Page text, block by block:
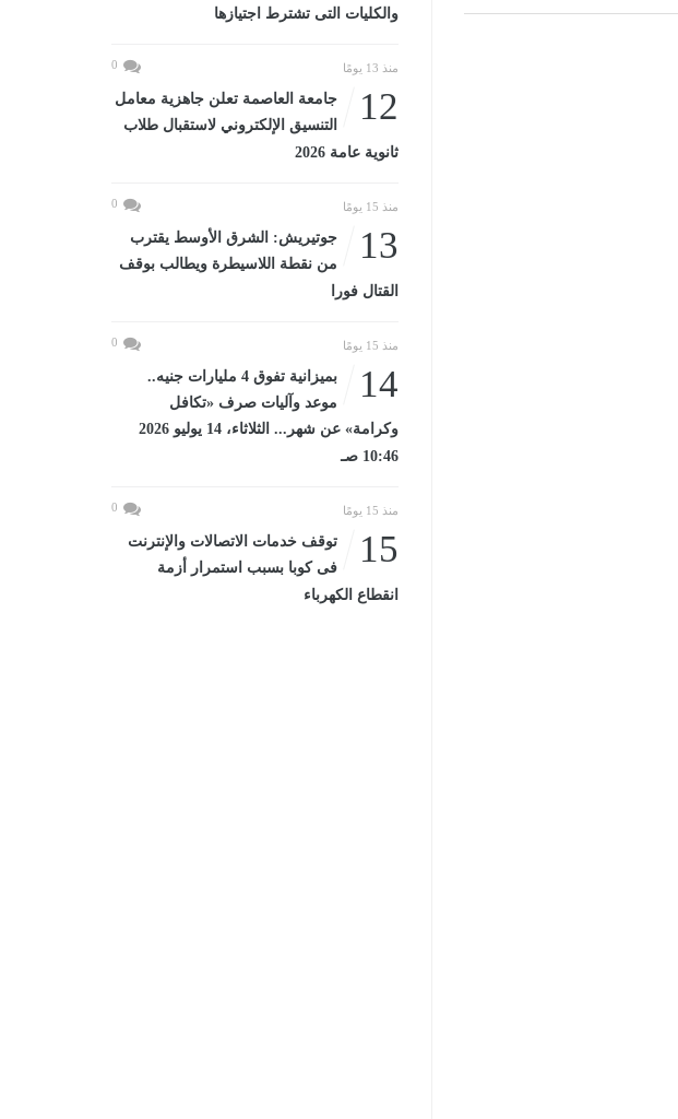
والكليات التى تشترط اجتيازها
منذ 13 يومًا 0
12
جامعة العاصمة تعلن جاهزية معامل
التنسيق الإلكتروني لاستقبال طلاب
ثانوية عامة 2026
منذ 15 يومًا 0
13
جوتيريش: الشرق الأوسط يقترب
من نقطة اللاسيطرة ويطالب بوقف
القتال فورا
منذ 15 يومًا 0
14
بميزانية تفوق 4 مليارات جنيه..
موعد وآليات صرف «تكافل
وكرامة» عن شهر... الثلاثاء، 14 يوليو 2026
10:46 صـ
منذ 15 يومًا 0
15
توقف خدمات الاتصالات والإنترنت
فى كوبا بسبب استمرار أزمة
انقطاع الكهرباء